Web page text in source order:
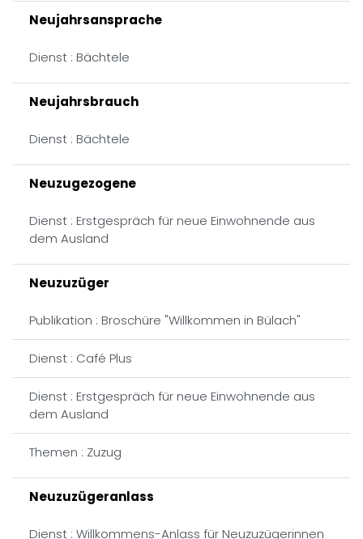
Neujahrsansprache
Dienst : Bächtele
Neujahrsbrauch
Dienst : Bächtele
Neuzugezogene
Dienst : Erstgespräch für neue Einwohnende aus
dem Ausland
Neuzuzüger
Publikation : Broschüre "Willkommen in Bülach"
Dienst : Café Plus
Dienst : Erstgespräch für neue Einwohnende aus
dem Ausland
Themen : Zuzug
Neuzuzügeranlass
Dienst : Willkommens-Anlass für Neuzuzügerinnen